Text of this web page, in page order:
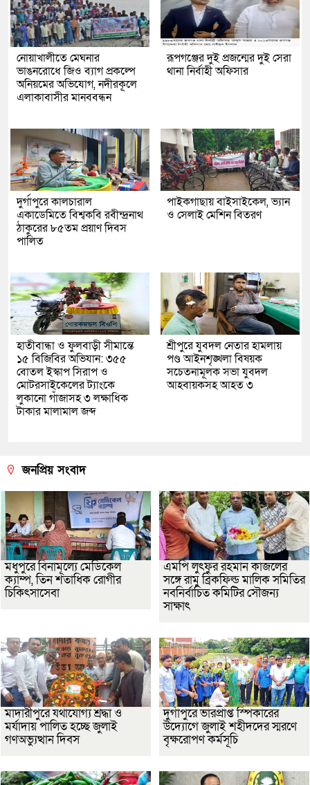
নোয়াখালীতে মেঘনার
ভাঙনরোধে জিও ব্যাগ প্রকল্পে
অনিয়মের অভিযোগ, নদীরকূলে
এলাকাবাসীর মানববন্ধন
রূপগঞ্জের দুই প্রজন্মের দুই সেরা
থানা নির্বাহী অফিসার
দুর্গাপুরে কালচারাল
একাডেমিতে বিশ্বকবি রবীন্দ্রনাথ
ঠাকুরের ৮৫তম প্রয়াণ দিবস
পালিত
পাইকগাছায় বাইসাইকেল, ভ্যান
ও সেলাই মেশিন বিতরণ
হাতীবান্ধা ও ফুলবাড়ী সীমান্তে
১৫ বিজিবির অভিযান: ৩৫৫
বোতল ইস্কাপ সিরাপ ও
মোটরসাইকেলের ট্যাংকে
লুকানো গাঁজাসহ ৩ লক্ষাধিক
টাকার মালামাল জব্দ
শ্রীপুরে যুবদল নেতার হামলায়
পণ্ড আইনশৃঙ্খলা বিষয়ক
সচেতনামূলক সভা যুবদল
আহবায়কসহ আহত ৩
জনপ্রিয় সংবাদ
মধুপুরে বিনামূল্যে মেডিকেল
ক্যাম্প, তিন শতাধিক রোগীর
চিকিৎসাসেবা
এমপি লুৎফুর রহমান কাজলের
সঙ্গে রামু ব্রিকফিল্ড মালিক সমিতির
নবনির্বাচিত কমিটির সৌজন্য
সাক্ষাৎ
মাদারীপুরে যথাযোগ্য শ্রদ্ধা ও
মর্যাদায় পালিত হচ্ছে জুলাই
গণঅভ্যুত্থান দিবস
দুর্গাপুরে ভারপ্রাপ্ত স্পিকারের
উদ্যোগে জুলাই শহীদদের স্মরণে
বৃক্ষরোপণ কর্মসূচি